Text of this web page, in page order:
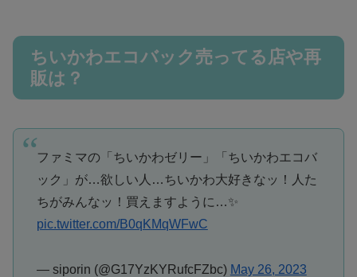
ちいかわエコバック売ってる店や再
販は？
ファミマの「ちいかわゼリー」「ちいかわエコバ
ック」が…欲しい人…ちいかわ大好きなッ！人た
ちがみんなッ！買えますように…✨
pic.twitter.com/B0qKMqWFwC
— siporin (@G17YzKYRufcFZbc) May 26, 2023